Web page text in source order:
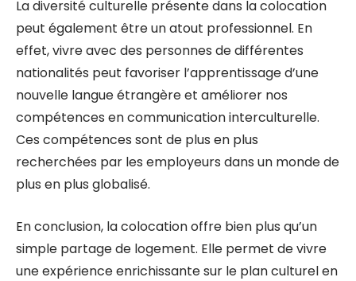
La diversité culturelle présente dans la colocation
peut également être un atout professionnel. En
effet, vivre avec des personnes de différentes
nationalités peut favoriser l’apprentissage d’une
nouvelle langue étrangère et améliorer nos
compétences en communication interculturelle.
Ces compétences sont de plus en plus
recherchées par les employeurs dans un monde de
plus en plus globalisé.
En conclusion, la colocation offre bien plus qu’un
simple partage de logement. Elle permet de vivre
une expérience enrichissante sur le plan culturel en